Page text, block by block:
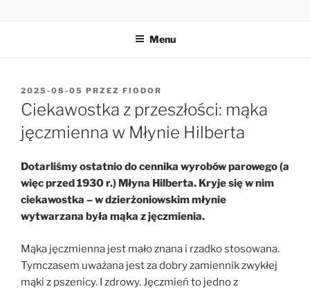
Menu
OPUBLIKOWANE
W
2025-08-05 PRZEZ FIODOR
Ciekawostka z przeszłości: mąka
jęczmienna w Młynie Hilberta
Dotarliśmy ostatnio do cennika wyrobów parowego (a
więc przed 1930 r.) Młyna Hilberta. Kryje się w nim
ciekawostka – w dzierżoniowskim młynie
wytwarzana była mąka z jęczmienia.
Mąka jęczmienna jest mało znana i rzadko stosowana.
Tymczasem uważana jest za dobry zamiennik zwykłej
mąki z pszenicy. I zdrowy. Jęczmień to jedno z